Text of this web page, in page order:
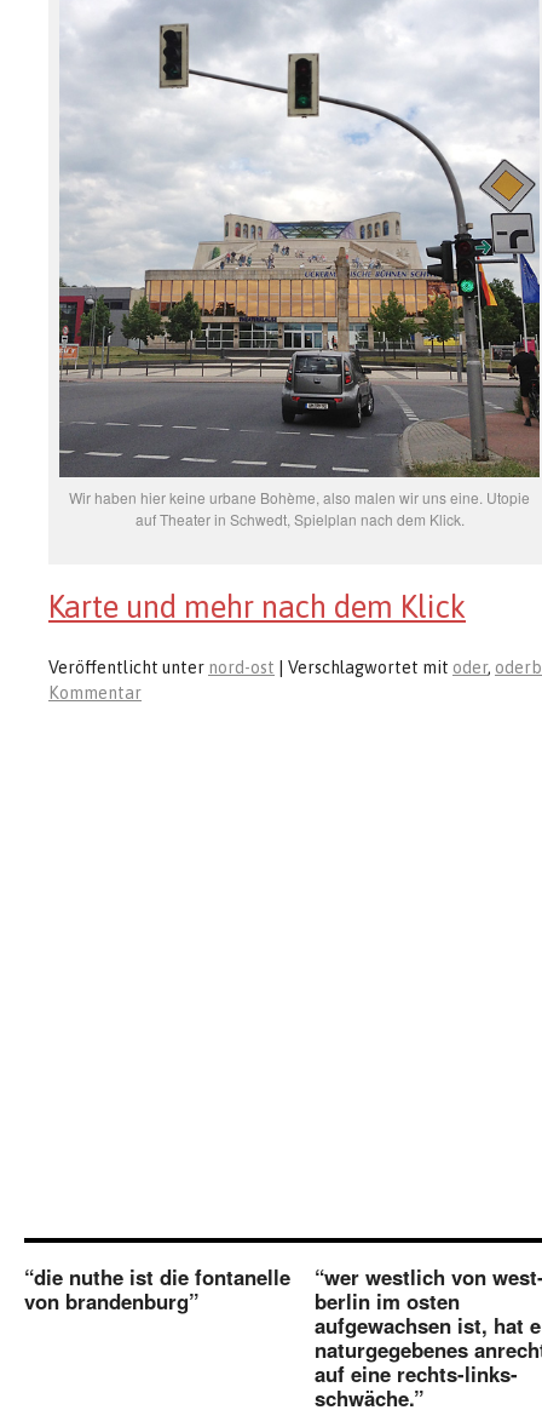
Wir haben hier keine urbane Bohème, also malen wir uns eine. Utopie
auf Theater in Schwedt, Spielplan nach dem Klick.
Karte und mehr nach dem Klick
Veröffentlicht unter nord-ost Verschlagwortet mit oder,
Kommentar
“die nuthe ist die fontanelle
von brandenburg”
“wer westlich von
berlin im osten
aufgewachsen ist, hat
naturgegebenes
auf eine rechts-links-
schwäche.”